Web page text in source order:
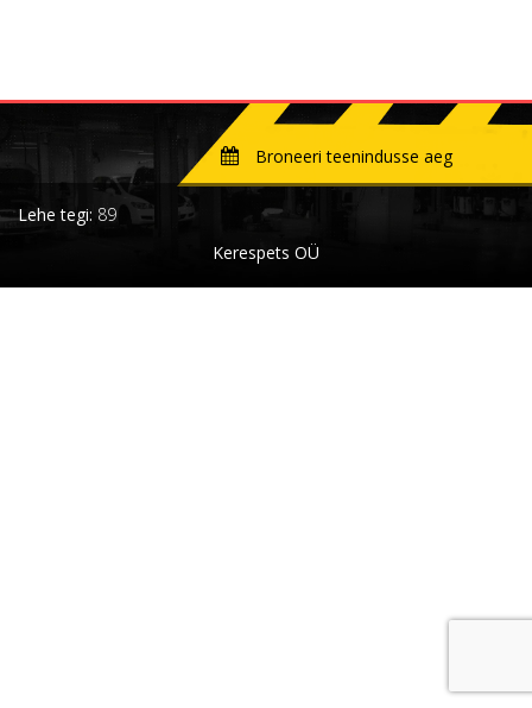
Broneeri teenindusse aeg
Lehe tegi: 89
Kerespets OÜ